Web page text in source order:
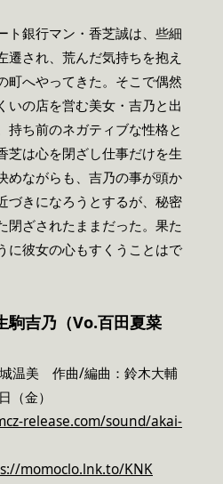
ト銀行マン・香芝誠は、些細
遷され、荒んだ気持ちを抱え
町へやってきた。そこで偶然
いの店を営む美女・吉乃と出
持ち前のネガティブな性格と
芝は心を閉ざし仕事だけを生
めながらも、吉乃の事が頭か
づきになろうとするが、秘密
閉ざされたままだった。果た
に彼女の心もすくうことはで
駒吉乃（Vo.百田夏菜
温美 作曲/編曲：鈴木大輔
（金）
release.com/sound/akai-
momoclo.lnk.to/KNK